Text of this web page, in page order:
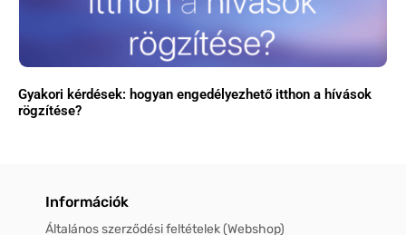
Gyakori kérdések: hogyan engedélyezhető itthon a hívások
rögzítése?
Információk
Általános szerződési feltételek (Webshop)